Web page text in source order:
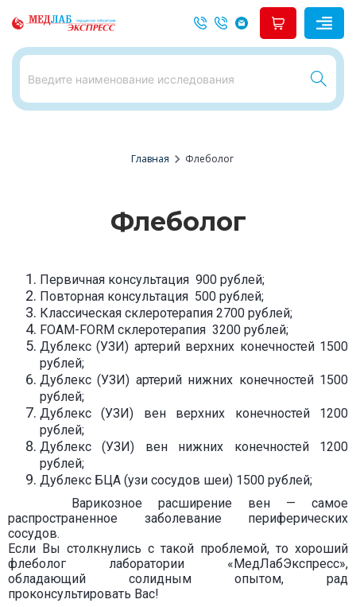
Главная chevron_right Флеболог
Флеболог
Первичная консультация 900 рублей;
Повторная консультация 500 рублей;
Классическая склеротерапия 2700 рублей;
FOAM-FORM склеротерапия 3200 рублей;
Дублекс (УЗИ) артерий верхних конечностей 1500
рублей;
Дублекс (УЗИ) артерий нижних конечностей 1500
рублей;
Дублекс (УЗИ) вен верхних конечностей 1200
рублей;
Дублекс (УЗИ) вен нижних конечностей 1200
рублей;
Дублекс БЦА (узи сосудов шеи) 1500 рублей;
Варикозное расширение вен — самое
распространенное заболевание периферических
сосудов.
Если Вы столкнулись с такой проблемой, то хороший
флеболог лаборатории «МедЛабЭкспресс»,
обладающий солидным опытом, рад
проконсультировать Вас!